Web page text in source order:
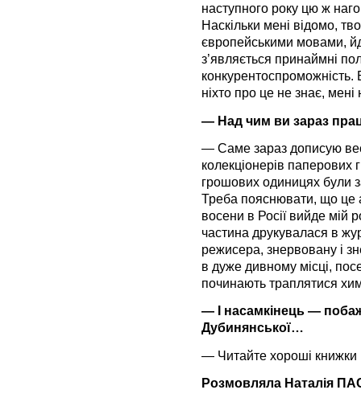
наступного року цю ж
Наскільки мені відомо,
європейськими мовами,
з’являється принаймні
ніхто про це не знає, мені
— Над чим ви зараз
— Саме зараз дописую
колекціонерів паперових
грошових одиницях були
Треба пояснювати, що це
восени в Росії вийде
частина друкувалася в
режисера, знервовану і
в дуже дивному місці,
починають траплятися
— І насамкінець —
Дубинянської…
— Читайте хороші книжки
Розмовляла Наталія